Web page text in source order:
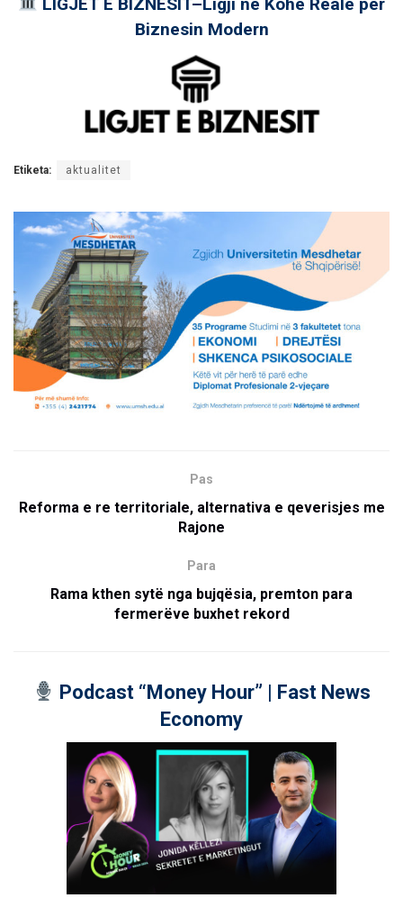
Biznesin Modern
Etiketa: aktualitet
Pas
Reforma e re territoriale, alternativa e qeverisjes me
Rajone
Para
Rama kthen sytë nga bujqësia, premton para
fermerëve buxhet rekord
Podcast “Money Hour” | Fast News
Economy